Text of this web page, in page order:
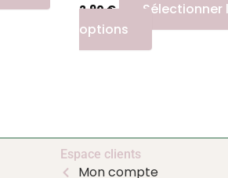
2,90€
Sélectionner
options
Espace clients
Mon compte